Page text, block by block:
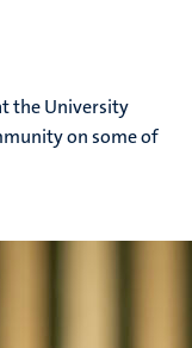
the University
on some of